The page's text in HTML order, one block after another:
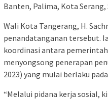
Banten, Palima, Kota Serang,
Wali Kota Tangerang, H.
penandatanganan tersebut.
koordinasi antara
menyongsong penerapan
2023) yang mulai berlaku
“Melalui pidana kerja sosial,